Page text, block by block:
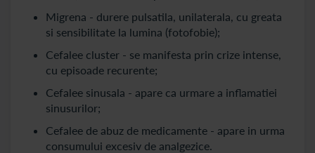
Migrena - durere pulsatila, unilaterala, cu greata
si sensibilitate la lumina (fotofobie);
Cefalee cluster - se manifesta prin crize intense,
cu episoade recurente;
Cefalee sinusala - apare ca urmare a inflamatiei
sinusurilor;
Cefalee de abuz de medicamente - apare in urma
consumului excesiv de analgezice.